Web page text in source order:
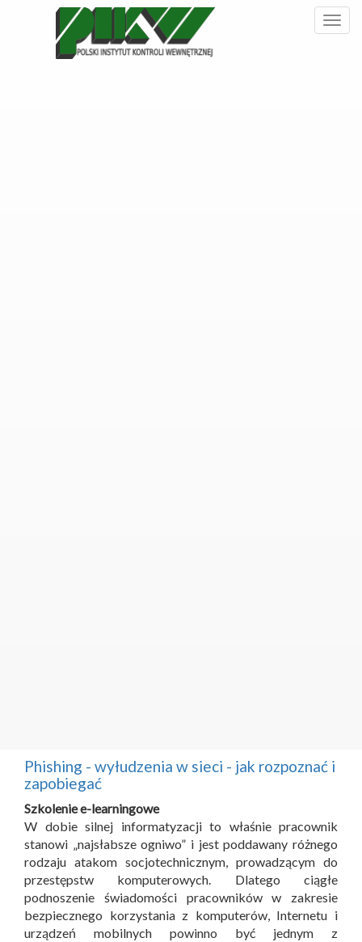
Phishing - wyłudzenia w sieci - jak rozpoznać i
zapobiegać
Szkolenie e-learningowe
W dobie silnej informatyzacji to właśnie pracownik
stanowi „najsłabsze ogniwo” i jest poddawany różnego
rodzaju atakom socjotechnicznym, prowadzącym do
przestępstw komputerowych. Dlatego ciągłe
podnoszenie świadomości pracowników w zakresie
bezpiecznego korzystania z komputerów, Internetu i
urządzeń mobilnych powinno być jednym z